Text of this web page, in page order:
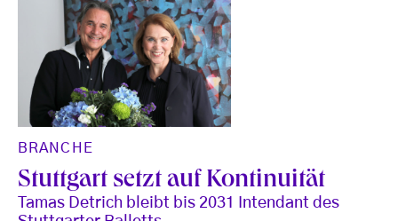
BRANCHE
Stuttgart setzt auf Kontinuität
Tamas Detrich bleibt bis 2031 Intendant des